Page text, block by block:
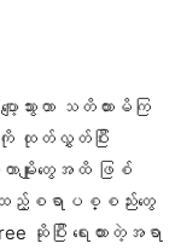
းတာ သတိထားမိကြ
ကို ထုတ်လွှတ်ပြီး
ာမျိုးတွေအထိ ဖြစ်
ထည့်စရာပစ္စည်းတွေ
ဆိုပြီး ရေးထားတဲ့အရာ